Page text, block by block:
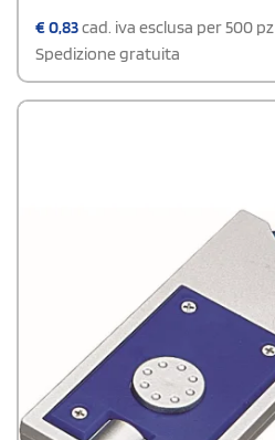
€0,83cad. iva esclusa per 500 pz
Spedizione gratuita